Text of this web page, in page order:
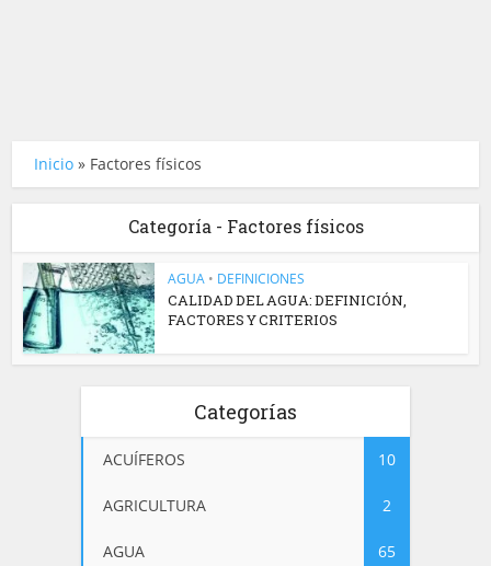
Inicio » Factores físicos
Categoría - Factores físicos
AGUA • DEFINICIONES
CALIDAD DEL AGUA: DEFINICIÓN,
FACTORES Y CRITERIOS
Categorías
ACUÍFEROS 10
AGRICULTURA 2
AGUA 65